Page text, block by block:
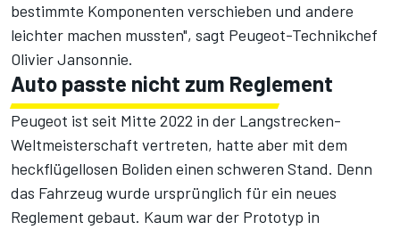
bestimmte Komponenten verschieben und andere
leichter machen mussten", sagt Peugeot-Technikchef
Olivier Jansonnie.
Auto passte nicht zum Reglement
Peugeot ist seit Mitte 2022 in der Langstrecken-
Weltmeisterschaft vertreten, hatte aber mit dem
heckflügellosen Boliden einen schweren Stand. Denn
das Fahrzeug wurde ursprünglich für ein neues
Reglement gebaut. Kaum war der Prototyp in